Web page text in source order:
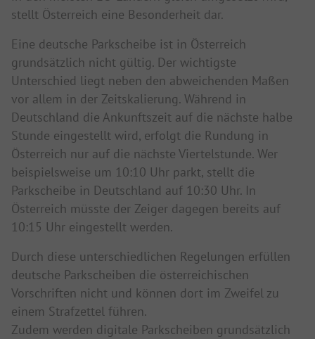
stellt Österreich eine Besonderheit dar.
Eine deutsche Parkscheibe ist in Österreich
grundsätzlich nicht gültig. Der wichtigste
Unterschied liegt neben den abweichenden Maßen
vor allem in der Zeitskalierung. Während in
Deutschland die Ankunftszeit auf die nächste halbe
Stunde eingestellt wird, erfolgt die Rundung in
Österreich nur auf die nächste Viertelstunde. Wer
beispielsweise um 10:10 Uhr parkt, stellt die
Parkscheibe in Deutschland auf 10:30 Uhr. In
Österreich müsste der Zeiger dagegen bereits auf
10:15 Uhr eingestellt werden.
Durch diese unterschiedlichen Regelungen erfüllen
deutsche Parkscheiben die österreichischen
Vorschriften nicht und können dort im Zweifel zu
einem Strafzettel führen.
Zudem werden digitale Parkscheiben grundsätzlich